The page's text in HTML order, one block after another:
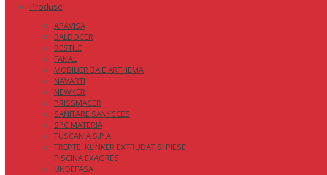
Produse
APAVISA
BALDOCER
BESTILE
FANAL
MOBILIER BAIE ARTHEMA
NAVARTI
NEWKER
PRISSMACER
SANITARE SANYCCES
SPC MATERIA
TUSCANIA S.P.A.
TREPTE, KLINKER EXTRUDAT SI PIESE
PISCINA EXAGRES
UNDEFASA